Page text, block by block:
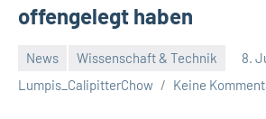
offengelegt haben
News Wissenschaft & Technik
8.
Lumpis_CalipitterChow
Keine